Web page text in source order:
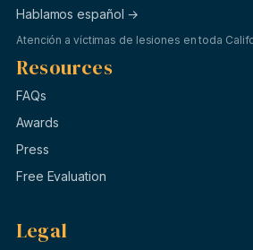
Hablamos español →
Atención a víctimas de lesiones en toda
Resources
FAQs
Awards
Press
Free Evaluation
Legal